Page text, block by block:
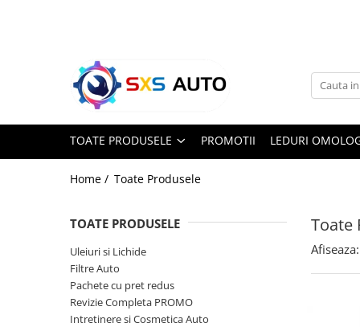
Uleiuri si Lichide
Ulei Motor Original și Aftermarket
- 0W20, 5W30, 5W40 - SXS Auto
TOATE PRODUSELE PROMOTII LEDURI
Home / Toate Produsele
Toate
TOATE PRODUSELE
Uleiuri si Lichide
Filtre Auto
Pachete cu pret redus
Revizie Completa PROMO
Intretinere si Cosmetica Auto
Afiseaza: